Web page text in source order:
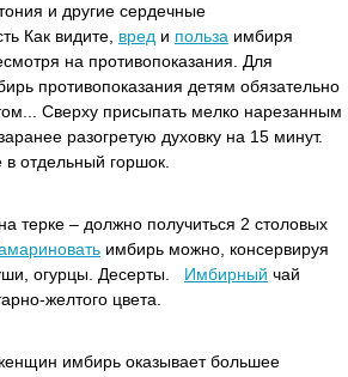
и другие сердечные
Как видите, вред и польза имбиря
на противопоказания. Для
противопоказания детям обязательно
Сверху присыпать мелко нарезанным
разогретую духовку на 15 минут.
отдельный горшок.
терке – должно получиться 2 столовых
имбирь можно, консервируя
огурцы. Десерты. Имбирный чай
желтого цвета.
имбирь оказывает большее